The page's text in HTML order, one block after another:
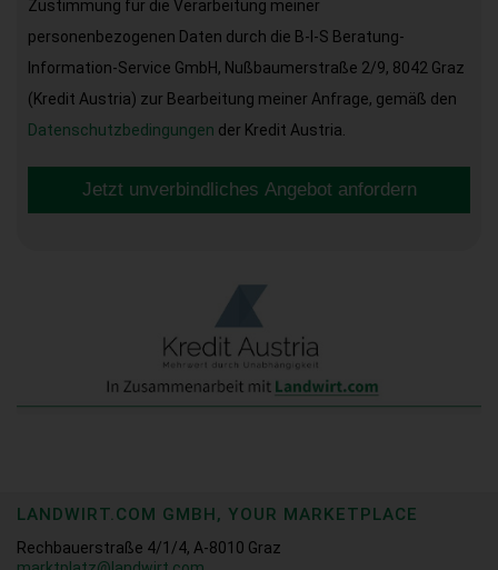
Zustimmung für die Verarbeitung meiner
personenbezogenen Daten durch die B-I-S Beratung-
Information-Service GmbH, Nußbaumerstraße 2/9, 8042 Graz
(Kredit Austria) zur Bearbeitung meiner Anfrage, gemäß den
Datenschutzbedingungen der Kredit Austria.
Jetzt unverbindliches Angebot anfordern
LANDWIRT.COM GMBH, YOUR MARKETPLACE
Rechbauerstraße 4/1/4, A-8010 Graz